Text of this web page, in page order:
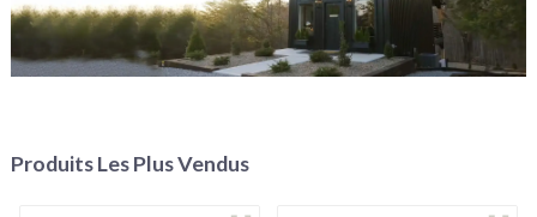
Produits Les Plus Vendus